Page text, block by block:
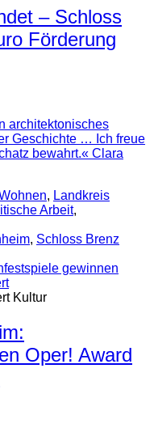
– Schloss
Förderung
architektonisches
Geschichte … Ich freue
bewahrt.« Clara
, Landkreis
Arbeit,
, Schloss Brenz
Kultur
Oper! Award